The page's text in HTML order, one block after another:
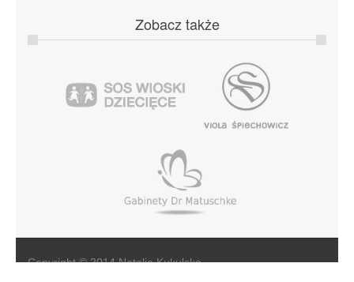
Zobacz także
Copyright © 2014 Natalia Kukulska